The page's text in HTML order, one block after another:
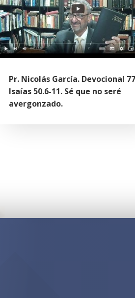
Pr. Nicolás García. Devocional
Isaías 50.6-11. Sé que no seré
avergonzado.